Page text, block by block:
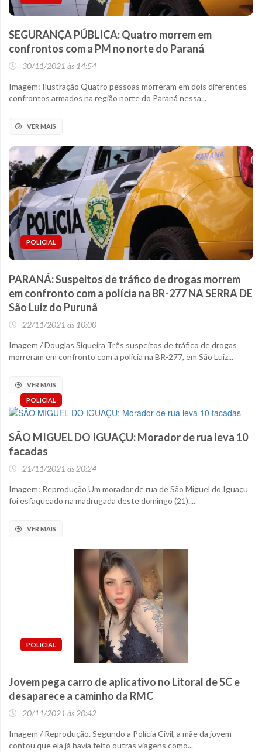
SEGURANÇA PÚBLICA: Quatro morrem em
confrontos com a PM no norte do Paraná
30/11/2021 às 14:54
Imagem: Ilustração Quatro pessoas morreram em dois diferentes
confrontos armados na região norte do Paraná nessa...
VER MAIS
POLICIAL
PARANÁ: Suspeitos de tráfico de drogas morrem
em confronto com a polícia na BR-277 NA SERRA DE
São Luiz do Purunã
22/11/2021 às 10:00
Imagem / Douglas Siqueira Três suspeitos de tráfico de drogas
morreram em confronto com a polícia na BR-277, em São Luiz...
VER MAIS
POLICIAL
SÃO MIGUEL DO IGUAÇU: Morador de rua leva 10
facadas
21/11/2021 às 20:24
Imagem: Reprodução Um morador de rua de São Miguel do Iguaçu
foi esfaqueado na madrugada deste domingo (21)....
VER MAIS
POLICIAL
Jovem pega carro de aplicativo no Litoral de SC e
desaparece a caminho da RMC
20/11/2021 às 20:42
Imagem / Reprodução. Segundo a Polícia Civil, a mãe da jovem
contou que ela já havia feito outras viagens como...